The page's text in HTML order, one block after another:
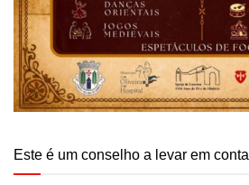
Este é um conselho a levar em conta